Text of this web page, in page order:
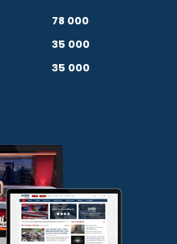
78 000
35 000
35 000